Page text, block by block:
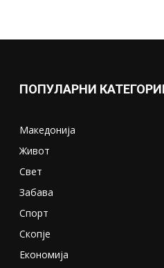
ПОПУЛАРНИ
Македонија
Живот
Свет
Забава
Спорт
Скопје
Економија